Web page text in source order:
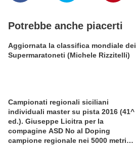
Potrebbe anche piacerti
Aggiornata la classifica mondiale dei
Supermaratoneti (Michele Rizzitelli)
Campionati regionali siciliani
individuali master su pista 2016 (41^
ed.). Giuseppe Licitra per la
compagine ASD No al Doping
campione regionale nei 5000 metri